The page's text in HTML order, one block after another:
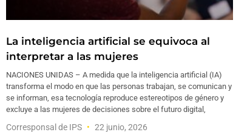
La inteligencia artificial se equivoca al
interpretar a las mujeres
NACIONES UNIDAS – A medida que la inteligencia artificial (IA)
transforma el modo en que las personas trabajan, se comunican y
se informan, esa tecnología reproduce estereotipos de género y
excluye a las mujeres de decisiones sobre el futuro digital,
Corresponsal de IPS 22 junio, 2026